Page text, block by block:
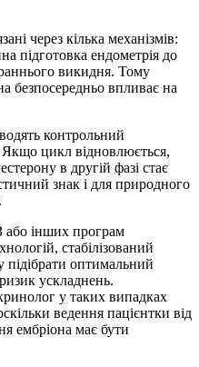
через кілька механізмів:
підготовка ендометрія до
викидня. Тому
безпосередньо впливає на
контрольний
цикл відновлюється,
в другій фазі стає
знак і для природного
або інших програм
стабілізований
підібрати оптимальний
ускладнень.
у таких випадках
ведення пацієнтки від
ембріона має бути